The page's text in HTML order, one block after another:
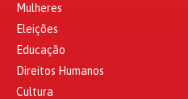
Mulheres
Eleições
Educação
Direitos Humanos
Cultura